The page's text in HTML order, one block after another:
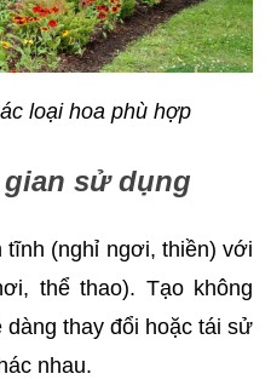
loại hoa phù hợp
sử dụng
tĩnh (nghỉ ngơi, thiền) với
thể thao). Tạo không
thay đổi hoặc tái sử
nhau.